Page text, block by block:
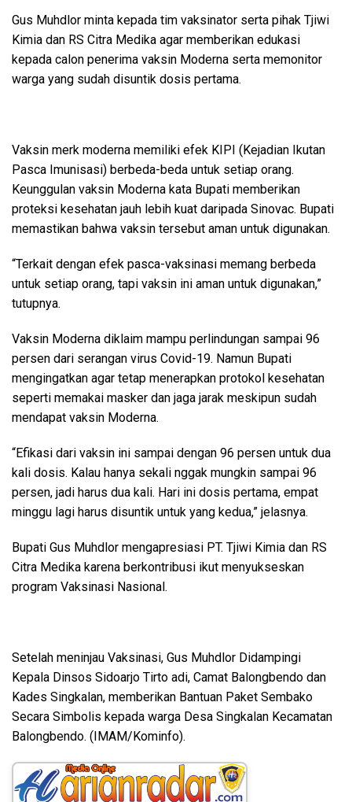
Gus Muhdlor minta kepada tim vaksinator serta pihak Tjiwi
Kimia dan RS Citra Medika agar memberikan edukasi
kepada calon penerima vaksin Moderna serta memonitor
warga yang sudah disuntik dosis pertama.
Vaksin merk moderna memiliki efek KIPI (Kejadian Ikutan
Pasca Imunisasi) berbeda-beda untuk setiap orang.
Keunggulan vaksin Moderna kata Bupati memberikan
proteksi kesehatan jauh lebih kuat daripada Sinovac. Bupati
memastikan bahwa vaksin tersebut aman untuk digunakan.
“Terkait dengan efek pasca-vaksinasi memang berbeda
untuk setiap orang, tapi vaksin ini aman untuk digunakan,”
tutupnya.
Vaksin Moderna diklaim mampu perlindungan sampai 96
persen dari serangan virus Covid-19. Namun Bupati
mengingatkan agar tetap menerapkan protokol kesehatan
seperti memakai masker dan jaga jarak meskipun sudah
mendapat vaksin Moderna.
“Efikasi dari vaksin ini sampai dengan 96 persen untuk dua
kali dosis. Kalau hanya sekali nggak mungkin sampai 96
persen, jadi harus dua kali. Hari ini dosis pertama, empat
minggu lagi harus disuntik untuk yang kedua,” jelasnya.
Bupati Gus Muhdlor mengapresiasi PT. Tjiwi Kimia dan RS
Citra Medika karena berkontribusi ikut menyukseskan
program Vaksinasi Nasional.
Setelah meninjau Vaksinasi, Gus Muhdlor Didampingi
Kepala Dinsos Sidoarjo Tirto adi, Camat Balongbendo dan
Kades Singkalan, memberikan Bantuan Paket Sembako
Secara Simbolis kepada warga Desa Singkalan Kecamatan
Balongbendo. (IMAM/Kominfo).